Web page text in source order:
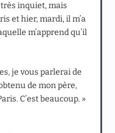
inquiet, mais
et hier, mardi, il m’a
m’apprend qu’il
je vous parlerai de
de mon père,
C’est beaucoup. »